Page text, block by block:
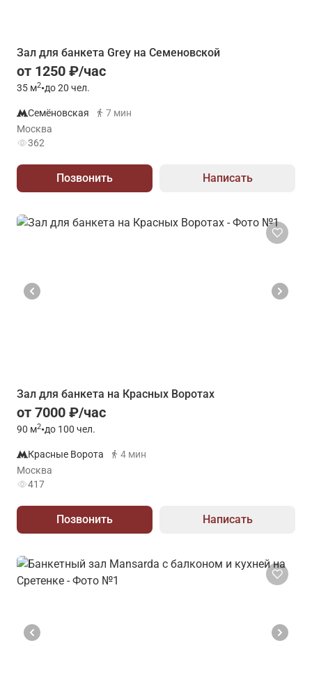
Зал для банкета Grey на Семеновской
от 1250 ₽/час
35 м2•до 20 чел.
Семёновская
7 мин
Москва
362
Позвонить Написать
Зал для банкета на Красных Воротах
от 7000 ₽/час
90 м2•до 100 чел.
Красные Ворота
4 мин
Москва
417
Позвонить Написать